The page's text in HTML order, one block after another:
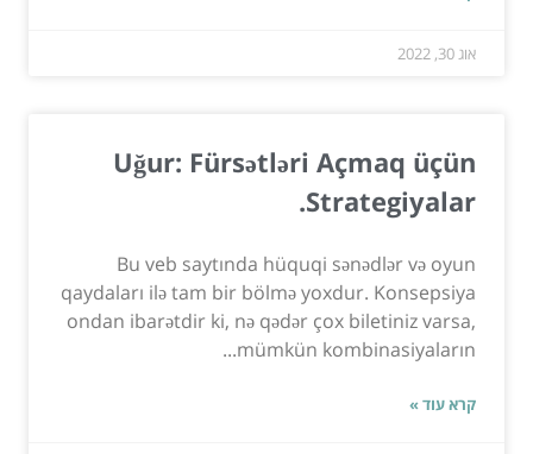
אוג 30, 2022
Uğur: Fürsətləri Açmaq üçün
Strategiyalar.
Bu veb saytında hüquqi sənədlər və oyun
qaydaları ilə tam bir bölmə yoxdur. Konsepsiya
ondan ibarətdir ki, nə qədər çox biletiniz varsa,
mümkün kombinasiyaların...
קרא עוד »